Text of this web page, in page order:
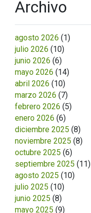
Archivo
agosto 2026 (1)
julio 2026 (10)
junio 2026 (6)
mayo 2026 (14)
abril 2026 (10)
marzo 2026 (7)
febrero 2026 (5)
enero 2026 (6)
diciembre 2025 (8)
noviembre 2025 (8)
octubre 2025 (6)
septiembre 2025 (11)
agosto 2025 (10)
julio 2025 (10)
junio 2025 (8)
mayo 2025 (9)